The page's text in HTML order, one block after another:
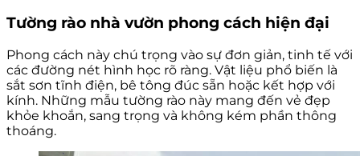
Tường rào nhà vườn phong cách hiện đại
Phong cách này chú trọng vào sự đơn giản, tinh tế với
các đường nét hình học rõ ràng. Vật liệu phổ biến là
sắt sơn tĩnh điện, bê tông đúc sẵn hoặc kết hợp với
kính. Những mẫu tường rào này mang đến vẻ đẹp
khỏe khoắn, sang trọng và không kém phần thông
thoáng.